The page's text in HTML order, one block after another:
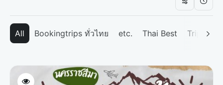
All Bookingtrips ทั่วไทย etc. Thai Best Tripp